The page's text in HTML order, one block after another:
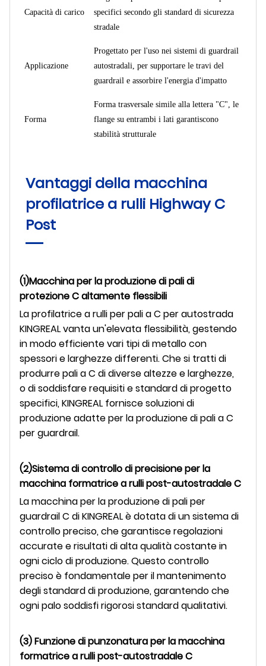
Capacità di carico
specifici secondo gli standard di sicurezza
stradale
Applicazione
Progettato per l'uso nei sistemi di guardrail
autostradali, per supportare le travi del
guardrail e assorbire l'energia d'impatto
Forma
Forma trasversale simile alla lettera "C", le
flange su entrambi i lati garantiscono
stabilità strutturale
Vantaggi della macchina
profilatrice a rulli Highway C
Post
(1)Macchina per la produzione di pali di
protezione C altamente flessibili
La profilatrice a rulli per pali a C per autostrada
KINGREAL vanta un'elevata flessibilità, gestendo
in modo efficiente vari tipi di metallo con
spessori e larghezze differenti. Che si tratti di
produrre pali a C di diverse altezze e larghezze,
o di soddisfare requisiti e standard di progetto
specifici, KINGREAL fornisce soluzioni di
produzione adatte per la produzione di pali a C
per guardrail.
(2)Sistema di controllo di precisione per la
macchina formatrice a rulli post-autostradale C
La macchina per la produzione di pali per
guardrail C di KINGREAL è dotata di un sistema di
controllo preciso, che garantisce regolazioni
accurate e risultati di alta qualità costante in
ogni ciclo di produzione. Questo controllo
preciso è fondamentale per il mantenimento
degli standard di produzione, garantendo che
ogni palo soddisfi rigorosi standard qualitativi.
(3) Funzione di punzonatura per la macchina
formatrice a rulli post-autostradale C